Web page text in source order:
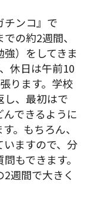
チンコ』で
の約2週間、
）をしてきま
休日は午前10
ります。学校
し、最初はで
できるように
。もちろん、
ますので、分
もできます。
週間で大きく